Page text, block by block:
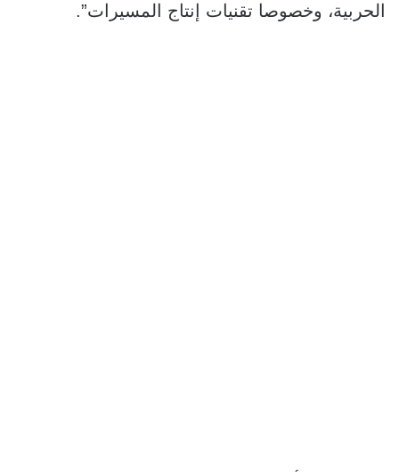
الحربية، وخصوصا تقنيات إنتاج المسيرات”.